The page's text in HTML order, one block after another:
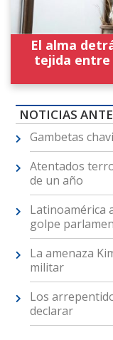
El alma
tejida
NOTICIAS
Gambetas
Atentados
de un año
Latinoamérica
golpe
La amenaza
militar
Los
declarar